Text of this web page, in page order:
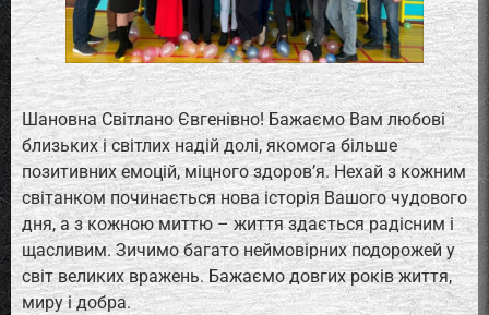
Шановна Світлано Євгенівно! Бажаємо Вам любові
близьких і світлих надій долі, якомога більше
позитивних емоцій, міцного здоров’я. Нехай з кожним
світанком починається нова історія Вашого чудового
дня, а з кожною миттю – життя здається радісним і
щасливим. Зичимо багато неймовірних подорожей у
світ великих вражень. Бажаємо довгих років життя,
миру і добра.